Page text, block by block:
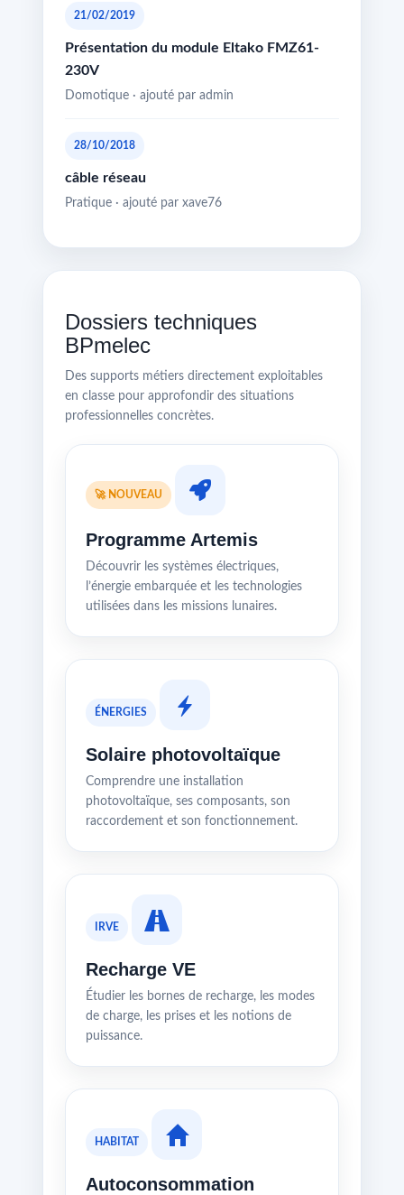
21/02/2019
Présentation du module Eltako FMZ61-
230V
Domotique · ajouté par admin
28/10/2018
câble réseau
Pratique · ajouté par xave76
Dossiers techniques
BPmelec
Des supports métiers directement exploitables
en classe pour approfondir des situations
professionnelles concrètes.
🚀 NOUVEAU
Programme Artemis
Découvrir les systèmes électriques,
l’énergie embarquée et les technologies
utilisées dans les missions lunaires.
ÉNERGIES
Solaire photovoltaïque
Comprendre une installation
photovoltaïque, ses composants, son
raccordement et son fonctionnement.
IRVE
Recharge VE
Étudier les bornes de recharge, les modes
de charge, les prises et les notions de
puissance.
HABITAT
Autoconsommation